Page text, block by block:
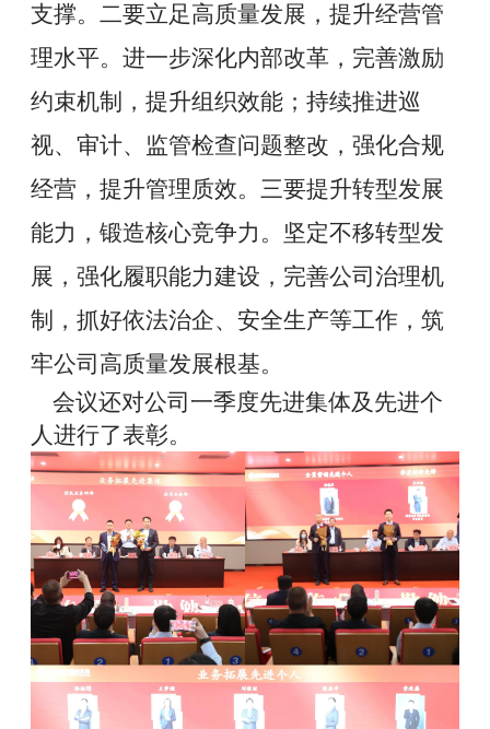
支撑。二要立足高质量发展，提升经营管
理水平。进一步深化内部改革，完善激励
约束机制，提升组织效能 ；持续推进巡
视、审计、监管检查问题整改，强化合规
经营，提升管理质效。三要提升转型发展
能力，锻造核心竞争力。坚定不移转型发
展，强化履职能力建设，完善公司治理机
制，抓好依法治企、安全生产等工作，筑
牢公司高质量发展根基。
会议还对公司一季度先进集体及先进个
人进行了表彰。